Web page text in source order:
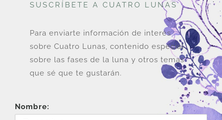
SUSCRÍBETE A CUATRO LUNAS
Para enviarte información de interés
sobre Cuatro Lunas, contenido especial
sobre las fases de la luna y otros temas
que sé que te gustarán.
Nombre: